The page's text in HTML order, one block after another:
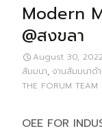
Modern
@สงขลา
August 30,
สัมมนา, งานสัมมนาด้
THE FORUM TEAM
OEE FOR